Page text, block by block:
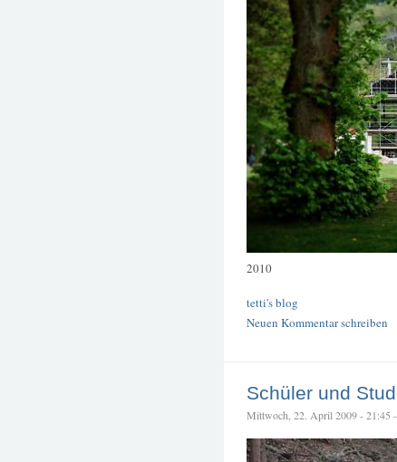
2010
tetti's blog
Neuen Kommentar schreiben
Schüler und
Mittwoch, 22. April 2009 - 21:45